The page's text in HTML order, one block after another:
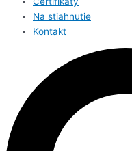
Na stiahnutie
Kontakt